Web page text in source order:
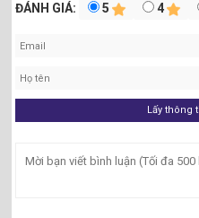
Tuy nhiên, cũng cần lưu ý rằng
ĐÁNH GIÁ: 5 4